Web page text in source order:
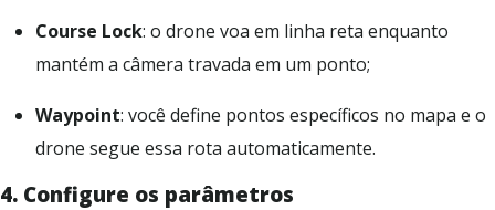
Course Lock: o drone voa em linha reta enquanto
mantém a câmera travada em um ponto;
Waypoint: você define pontos específicos no mapa e o
drone segue essa rota automaticamente.
4. Configure os parâmetros